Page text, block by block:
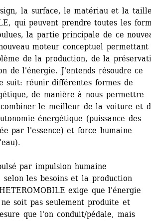
la surface, le matériau et la
qui peuvent prendre toutes les
la partie principale de ce
moteur conceptuel permettant
de la production, de la
de l'énergie. J'entends résoudre ce
suit: réunir différentes formes de
de manière à nous permettre
le meilleur de la voiture et
énergétique (puissance des
par l'essence) et force humaine
par impulsion humaine
selon les besoins et la production
exige que l'énergie
soit pas seulement produite et
que l'on conduit/pédale, mais